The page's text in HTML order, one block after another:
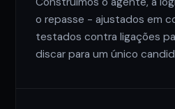
o repasse - ajustados em
testados contra ligações
discar para um único